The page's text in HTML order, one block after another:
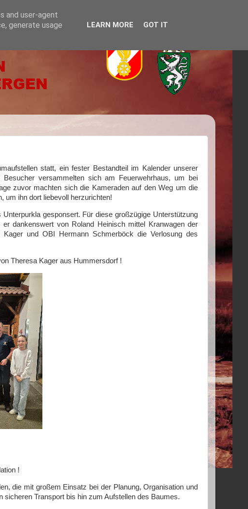
statt, ein fester Bestandteil im Kalender unserer
Besucher versammelten sich am Feuerwehrhaus, um bei
zuvor machten sich die Kameraden auf den Weg um die
um ihn dort liebevoll herzurichten!
gesponsert. Für diese großzügige Unterstützung
dankenswert von Roland Heinisch mittel Kranwagen der
und OBI Hermann Schmerböck die Verlosung des
Theresa Kager aus Hummersdorf !
!
die mit großem Einsatz bei der Planung, Organisation und
sicheren Transport bis hin zum Aufstellen des Baumes.
and user-agent
generate usage
LEARN MORE GOT IT